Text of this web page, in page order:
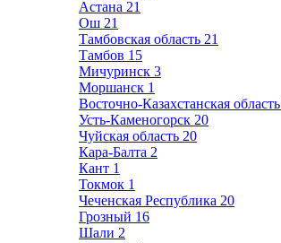
Астана 21
Ош 21
Тамбовская область 21
Тамбов 15
Мичуринск 3
Моршанск 1
Восточно-Казахстанская область
Усть-Каменогорск 20
Чуйская область 20
Кара-Балта 2
Кант 1
Токмок 1
Чеченская Республика 20
Грозный 16
Шали 2